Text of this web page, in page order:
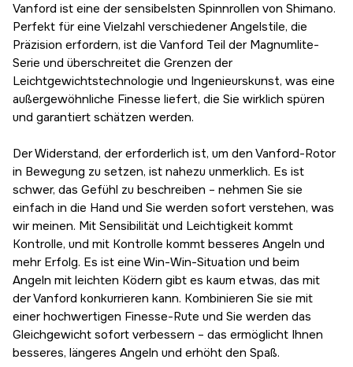
2500HG
203,19 €
2500S
203,19 €
2500S HG
203,19 €
Vorübergehend ausverkauft
C2500S XG
C2500S
203,19 €
C3000
203,19 €
Vorübergehend ausverkauft
C3000 XG
203,19 €
C3000 HG
203,19 €
Vorübergehend ausverkauft
C3000S DH
216,83 €
4000
216,83 €
Vanford ist eine der sensibelsten Spinnrollen von Shimano.
Perfekt für eine Vielzahl verschiedener Angelstile, die
Präzision erfordern, ist die Vanford Teil der Magnumlite-
Serie und überschreitet die Grenzen der
Leichtgewichtstechnologie und Ingenieurskunst, was eine
außergewöhnliche Finesse liefert, die Sie wirklich spüren
und garantiert schätzen werden.
Der Widerstand, der erforderlich ist, um den Vanford-Rotor
in Bewegung zu setzen, ist nahezu unmerklich. Es ist
schwer, das Gefühl zu beschreiben – nehmen Sie sie
einfach in die Hand und Sie werden sofort verstehen, was
wir meinen. Mit Sensibilität und Leichtigkeit kommt
Kontrolle, und mit Kontrolle kommt besseres Angeln und
mehr Erfolg. Es ist eine Win-Win-Situation und beim
Angeln mit leichten Ködern gibt es kaum etwas, das mit
der Vanford konkurrieren kann. Kombinieren Sie sie mit
einer hochwertigen Finesse-Rute und Sie werden das
Gleichgewicht sofort verbessern – das ermöglicht Ihnen
besseres, längeres Angeln und erhöht den Spaß.